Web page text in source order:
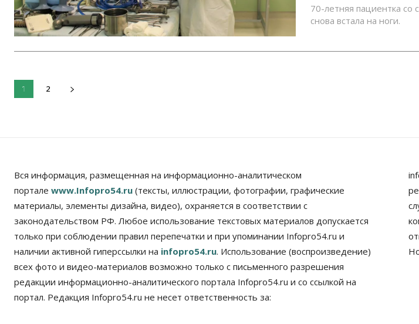
70-летняя пациентка со
снова встала на ноги.
1 2
Вся информация, размещенная на информационно-аналитическом
портале www.Infopro54.ru (тексты, иллюстрации, фотографии, графические
материалы, элементы дизайна, видео), охраняется в соответствии с
законодательством РФ. Любое использование текстовых материалов допускается
только при соблюдении правил перепечатки и при упоминании Infopro54.ru и
наличии активной гиперссылки на infopro54.ru. Использование (воспроизведение)
всех фото и видео-материалов возможно только с письменного разрешения
редакции информационно-аналитического портала Infopro54.ru и со ссылкой на
портал. Редакция Infopro54.ru не несет ответственность за: